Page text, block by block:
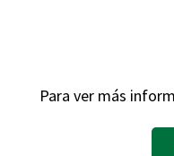
Para ver más